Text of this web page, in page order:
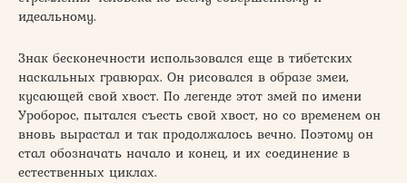
идеальному.
Знак бесконечности использовался еще в тибетских
наскальных гравюрах. Он рисовался в образе змеи,
кусающей свой хвост. По легенде этот змей по имени
Уроборос, пытался съесть свой хвост, но со временем он
вновь вырастал и так продолжалось вечно. Поэтому он
стал обозначать начало и конец, и их соединение в
естественных циклах.